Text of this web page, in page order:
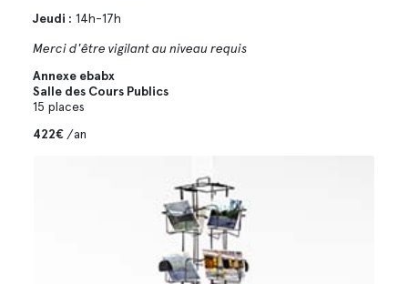
Jeudi : 14h-17h
Merci d'être vigilant au niveau requis
Annexe ebabx
Salle des Cours Publics
15 places
422€ /an